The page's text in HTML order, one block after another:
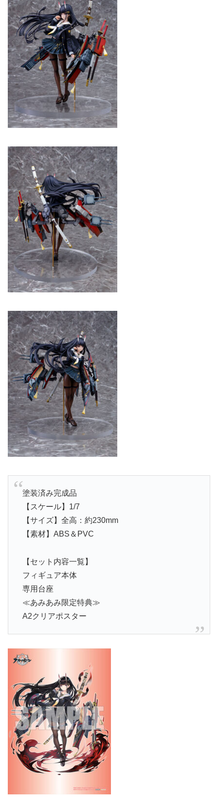
塗装済み完成品
【スケール】1/7
【サイズ】全高：約230mm
【素材】ABS＆PVC
【セット内容一覧】
フィギュア本体
専用台座
≪あみあみ限定特典≫
A2クリアポスター